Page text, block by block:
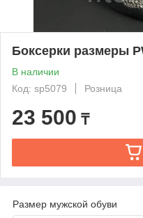
Боксерки размеры
В наличии
Код: sp5079
Розница
23 500 ₸
Размер мужской обуви